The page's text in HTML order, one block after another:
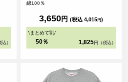
込）
綿100％
3,650円 (税込 4,015円)
\まとめて割/
50％ 1,825 円（税込）